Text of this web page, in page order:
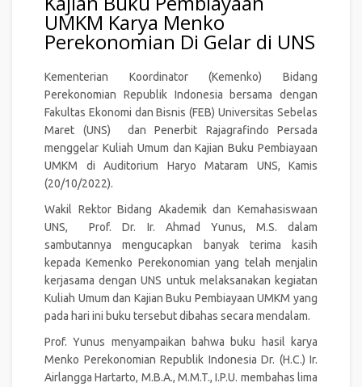
UMKM Karya Menko
Perekonomian Di Gelar di UNS
Kementerian Koordinator (Kemenko) Bidang
Perekonomian Republik Indonesia bersama dengan
Fakultas Ekonomi dan Bisnis (FEB) Universitas Sebelas
Maret (UNS) dan Penerbit Rajagrafindo Persada
menggelar Kuliah Umum dan Kajian Buku Pembiayaan
UMKM di Auditorium Haryo Mataram UNS, Kamis
(20/10/2022).
Wakil Rektor Bidang Akademik dan Kemahasiswaan
UNS, Prof. Dr. Ir. Ahmad Yunus, M.S. dalam
sambutannya mengucapkan banyak terima kasih
kepada Kemenko Perekonomian yang telah menjalin
kerjasama dengan UNS untuk melaksanakan kegiatan
Kuliah Umum dan Kajian Buku Pembiayaan UMKM yang
pada hari ini buku tersebut dibahas secara mendalam.
Prof. Yunus menyampaikan bahwa buku hasil karya
Menko Perekonomian Republik Indonesia Dr. (H.C.) Ir.
Airlangga Hartarto, M.B.A., M.M.T., I.P.U. membahas lima